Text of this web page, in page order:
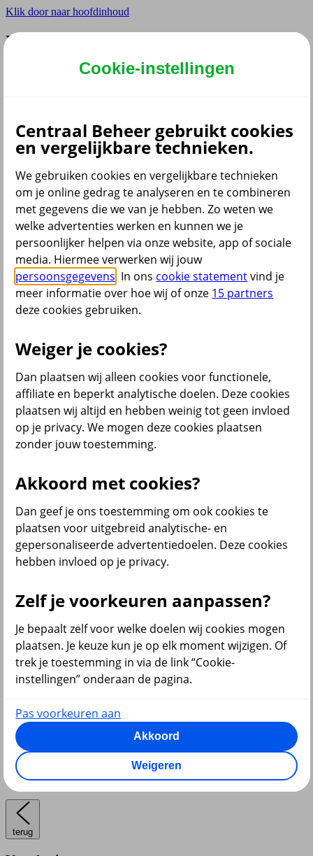
Klik door naar hoofdinhoud
Hoofdmenu navigatie
Instellingen
Dyslexie lettertype
Aan / Uit
Cookies aanpassen
Producten
Situaties Klantenservice
terug
Producten
Verzekeringen
Beleggen
Pensioen en lijfrente
terug
Cookie-instellingen
Centraal Beheer gebruikt cookies
en vergelijkbare technieken.
We gebruiken cookies en vergelijkbare technieken
om je online gedrag te analyseren en te combineren
met gegevens die we van je hebben. Zo weten we
welke advertenties werken en kunnen we je
persoonlijker helpen via onze website, app of sociale
media. Hiermee verwerken wij jouw
persoonsgegevens . In ons cookie statementvind je
meer informatie over hoe wij of onze 15 partners
deze cookies gebruiken.
Weiger je cookies?
Dan plaatsen wij alleen cookies voor functionele,
affiliate en beperkt analytische doelen. Deze cookies
plaatsen wij altijd en hebben weinig tot geen invloed
op je privacy. We mogen deze cookies plaatsen
zonder jouw toestemming.
Akkoord met cookies?
Dan geef je ons toestemming om ook cookies te
plaatsen voor uitgebreid analytische- en
gepersonaliseerde advertentiedoelen. Deze cookies
hebben invloed op je privacy.
Zelf je voorkeuren aanpassen?
Je bepaalt zelf voor welke doelen wij cookies mogen
plaatsen. Je keuze kun je op elk moment wijzigen. Of
trek je toestemming in via de link “Cookie-
instellingen” onderaan de pagina.
Pas voorkeuren aan
Akkoord
Weigeren